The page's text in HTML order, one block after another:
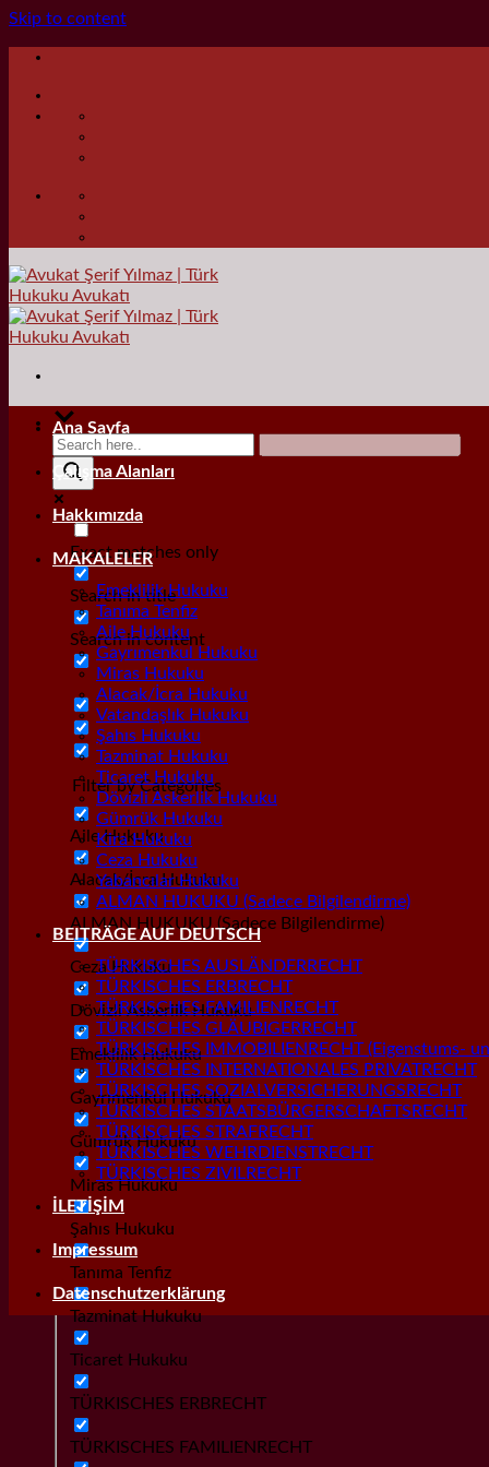
Skip to content
Exact matches only
Search in title
Search in content
Filter by Categories
Aile Hukuku
Alacak/İcra Hukuku
ALMAN HUKUKU (Sadece Bilgilendirme)
Ceza Hukuku
Dövizli Askerlik Hukuku
Emeklilik Hukuku
Gayrımenkul Hukuku
Gümrük Hukuku
Miras Hukuku
Şahıs Hukuku
Tanıma Tenfiz
Tazminat Hukuku
Ticaret Hukuku
TÜRKISCHES ERBRECHT
TÜRKISCHES FAMILIENRECHT
Ana Sayfa
Çalışma Alanları
Hakkımızda
MAKALELER
Emeklilik Hukuku
Tanıma Tenfiz
Aile Hukuku
Gayrımenkul Hukuku
Miras Hukuku
Alacak/İcra Hukuku
Vatandaşlık Hukuku
Şahıs Hukuku
Tazminat Hukuku
Ticaret Hukuku
Dövizli Askerlik Hukuku
Gümrük Hukuku
Kira Hukuku
Ceza Hukuku
Yabancılar Hukuku
ALMAN HUKUKU (Sadece Bilgilendirme)
BEITRÄGE AUF DEUTSCH
TÜRKISCHES AUSLÄNDERRECHT
TÜRKISCHES ERBRECHT
TÜRKISCHES FAMILIENRECHT
TÜRKISCHES GLÄUBIGERRECHT
TÜRKISCHES IMMOBILIENRECHT (Eigenstums-
TÜRKISCHES INTERNATIONALES PRIVATRECHT
TÜRKISCHES SOZIALVERSICHERUNGSRECHT
TÜRKISCHES STAATSBÜRGERSCHAFTSRECHT
TÜRKISCHES STRAFRECHT
TÜRKISCHES WEHRDIENSTRECHT
TÜRKISCHES ZIVILRECHT
İLETİŞİM
Impressum
Datenschutzerklärung